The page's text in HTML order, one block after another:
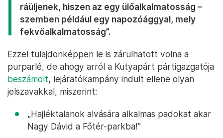
ráüljenek, hiszen az egy ülőalkalmatosság –
szemben például egy napozóággyal, mely
fekvőalkalmatosság”.
Ezzel tulajdonképpen le is zárulhatott volna a
purparlé, de ahogy arról a Kutyapárt pártigazgatója
beszámolt, lejáratókampány indult ellene olyan
jelszavakkal, miszerint:
„Hajléktalanok alvására alkalmas padokat akar
Nagy Dávid a Főtér-parkba!”